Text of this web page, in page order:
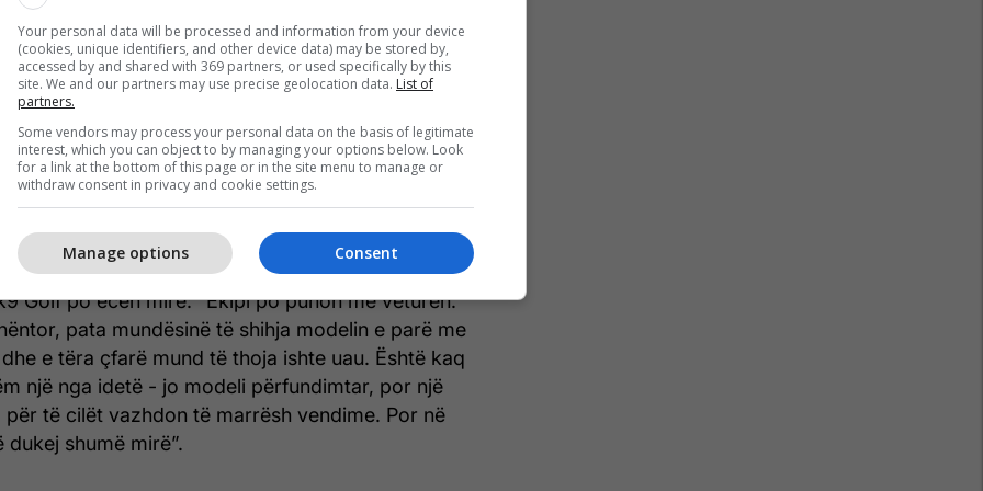
më modeli më i shitur i kompanisë, vetë
shumë.
Mk9 i ardhshëm ka shumë peshë.
i rëndësishëm, por duke pasur parasysh klimën e
moment, mund të thuhet se Mk9 mund të jetë
sa Mk1, pavarësisht se është të
debutimit.
Golf po ecën mirë: “Ekipi po punon me veturën.
pata mundësinë të shihja modelin e parë me
e tëra çfarë mund të thoja ishte uau. Është kaq
një nga idetë - jo modeli përfundimtar, por një
të cilët vazhdon të marrësh vendime. Por në
shumë mirë”.
Your personal data will be processed and information from your device
(cookies, unique identifiers, and other device data) may be stored by,
accessed by and shared with 369 partners, or used specifically by this
site. We and our partners may use precise geolocation data. List of
partners.
Some vendors may process your personal data on the basis of legitimate
interest, which you can object to by managing your options below. Look
for a link at the bottom of this page or in the site menu to manage or
withdraw consent in privacy and cookie settings.
Consent
Manage options